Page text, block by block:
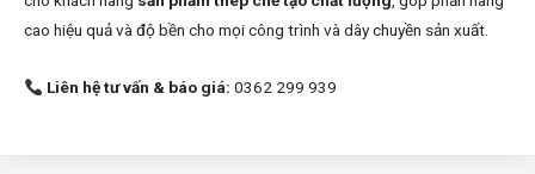
cao hiệu quả và độ bền cho mọi công trình và dây chuyền sản xuất.
Liên hệ tư vấn & báo giá: 0362 299 939